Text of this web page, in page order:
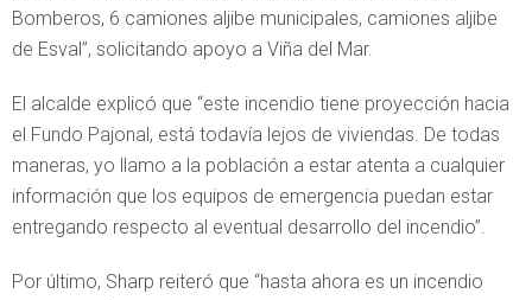
Bomberos, 6 camiones aljibe municipales, camiones aljibe
de Esval”, solicitando apoyo a Viña del Mar.
El alcalde explicó que “este incendio tiene proyección hacia
el Fundo Pajonal, está todavía lejos de viviendas. De todas
maneras, yo llamo a la población a estar atenta a cualquier
información que los equipos de emergencia puedan estar
entregando respecto al eventual desarrollo del incendio”.
Por último, Sharp reiteró que “hasta ahora es un incendio